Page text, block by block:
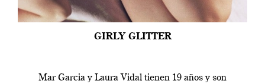
GIRLY GLITTER
Mar Garcia y Laura Vidal tienen 19 años y son